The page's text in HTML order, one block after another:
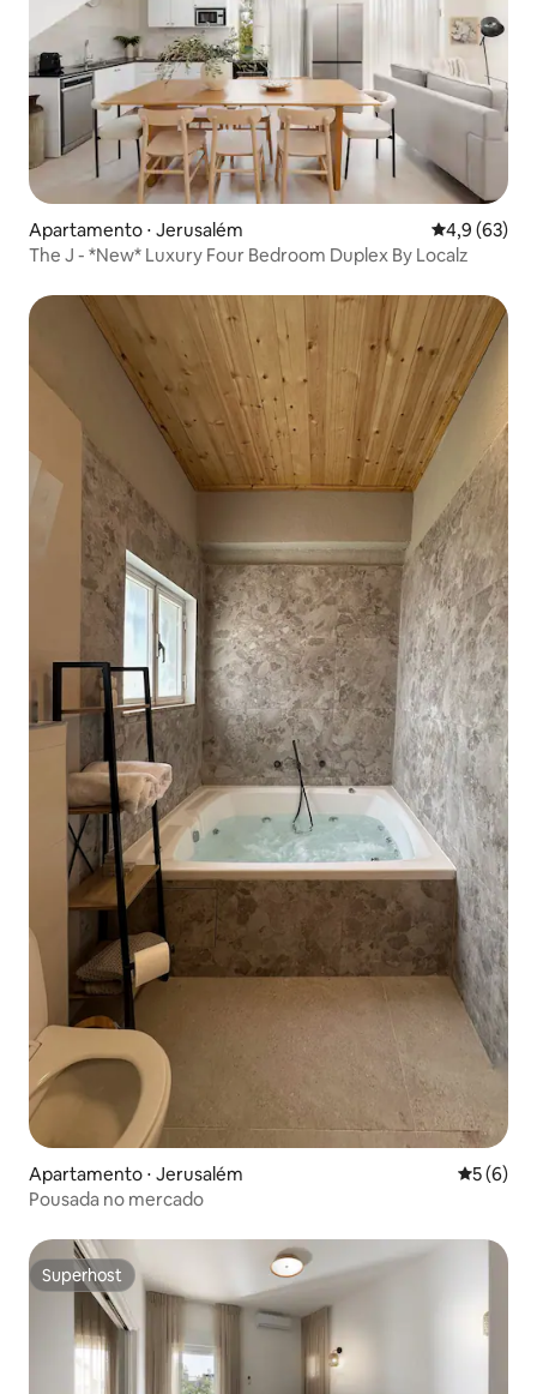
Apartamento ⋅ Jerusalém 4,9 de uma
4,9 (63)
The J - *New* Luxury Four Bedroom Duplex By Localz
Apartamento ⋅ Jerusalém 5 de
5 (6)
Pousada no mercado
Superhost
Superhost